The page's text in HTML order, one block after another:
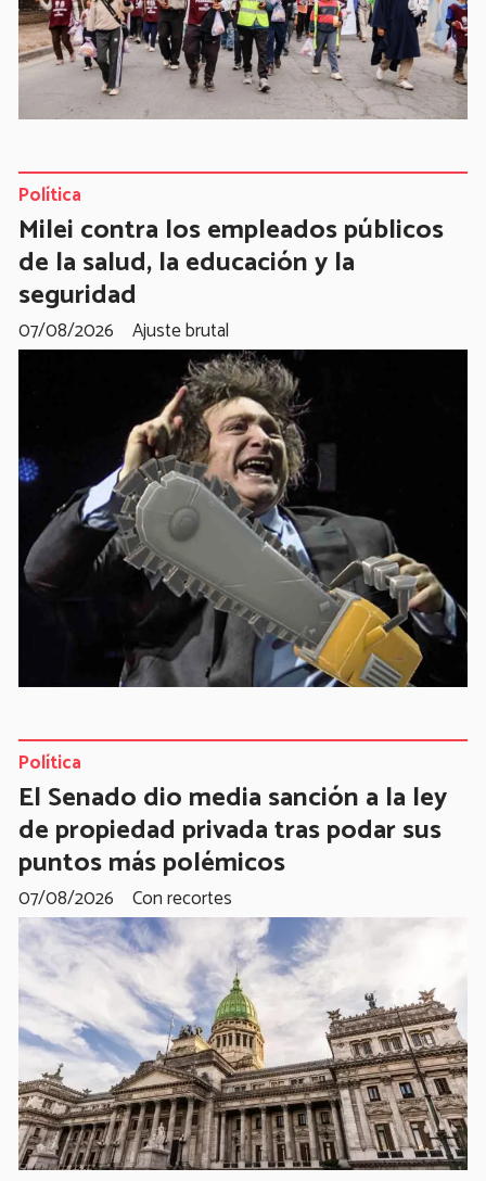
Milei contra los empleados públicos
de la salud, la educación y la
seguridad
Ajuste brutal
Política
07/08/2026
El Senado dio media sanción a la ley
de propiedad privada tras podar sus
puntos más polémicos
Con recortes
Política
07/08/2026